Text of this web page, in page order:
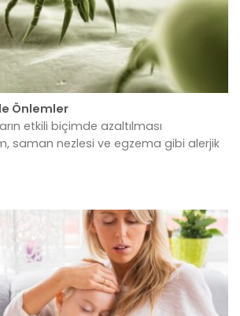
Önlemler
etkili biçimde azaltılması
saman nezlesi ve egzema gibi alerjik